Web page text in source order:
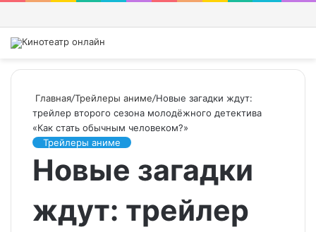
Главная/Трейлеры аниме/Новые загадки ждут:
трейлер второго сезона молодёжного детектива
«Как стать обычным человеком?»
Трейлеры аниме
Новые загадки
ждут: трейлер